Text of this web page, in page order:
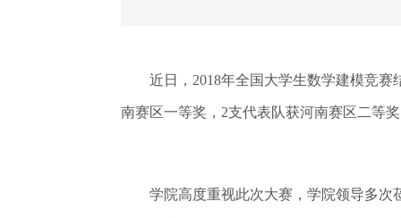
近日，2018年全国大学生数学建模竞赛
南赛区一等奖，2支代表队获河南赛区二等
学院高度重视此次大赛，学院领导多次莅